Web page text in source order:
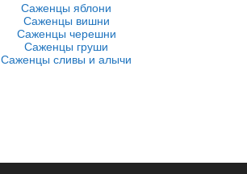
Саженцы яблони
Саженцы вишни
Саженцы черешни
Саженцы груши
Саженцы сливы и алычи